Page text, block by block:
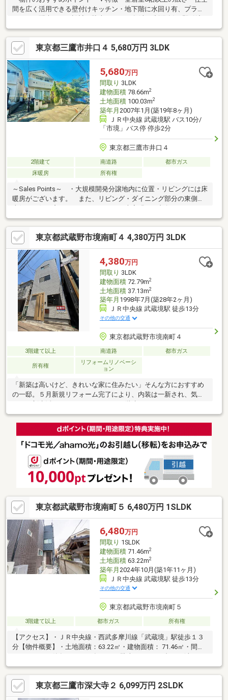
間を広く活用できる壁付けキッチン・地下階に水回り有、プライ
し可能(残金精算後)▼令和7年9月室内リフォーム済【交換】キッ
チン、洗面台、トイレ、1階建具【張替】クロス、フローリング(1
階LDK・洋室約6帖)、2階CF 等▼周辺環境・グルメシティ武蔵境
店 徒歩7分(約510m)※敷地の一部は建ぺい率80％、容積率200％■
ご希望の住まい探しをお手伝いします ━━━━━・・・物件の詳
細・ご相談はお気軽にお問い合わせください。
東京都三鷹市井口４ 5,680万円 3LDK
5,680万円
間取り 3LDK
建物面積78.66m2
土地面積100.03m2
築年月 2007年1月(築19年8ヶ月)
ＪＲ中央線 武蔵境駅 バス10分/
「市境」バス停 停歩2分
東京都三鷹市井口４
2階建て 南道路
都市ガス
床暖房
所有権
～Sales Points～ ・大規模開発分譲地内に位置・リビングには床
暖房がございます。 また、リビング・ダイニング部分の東側・
南側・西側に窓が ついているため、大変明るい印象です。・お
庭にはウッドデッキがついております。 ウッドデッキでは、バ
ーベキューや水遊び、読書など様々なご活用が可能です。～
Access～ ２路線利用可能・ＪＲ中央線・西武多摩川線「武蔵
境」駅 バス10分バス停「市境」徒歩2分・ＪＲ中央線・西武多
摩川線「武蔵境」駅 徒歩22分・西武多摩川線「新小金井」駅
徒歩14分
東京都武蔵野市境南町４ 4,380万円 3LDK
4,380万円
間取り 3LDK
建物面積72.79m2
土地面積37.13m2
築年月 1998年7月(築28年2ヶ月)
ＪＲ中央線 武蔵境駅 徒歩13分
その他の交通
東京都武蔵野市境南町４
3階建て以上 南道路 都市ガス
所有権
リフォームリノベーシ
ョン
「新築は高いけど、きれいな家に住みたい」そんな方におすすめ
の一邸。５月新規リフォーム完了により、内装は一新され、気持
Ｋで、ご家族のライフスタイルに合わせた使い方が可能。武蔵境
駅徒歩圏で、日々の買い物や通勤もスムーズ。近くには２４時間
営業のスーパーもあり、長く安心してお住まいいただける住環境
です。【リフォーム内容】・クロス張り替え・フロアタイル張り
電気、ガス工事・外壁サイディング 等
東京都武蔵野市境南町５ 6,480万円 1SLDK
6,480万円
間取り 1SLDK
建物面積71.46m2
土地面積63.22m2
築年月 2024年10月(築1年11ヶ月)
ＪＲ中央線 武蔵境駅 徒歩13分
その他の交通
東京都武蔵野市境南町５
3階建て以上 都市ガス 所有権
【アクセス】・ＪＲ中央線・西武多摩川線「武蔵境」駅徒歩１３
分【物件概要】・土地面積：63.22㎡・建物面積： 71.46㎡・間取
り：1SLDK・築年月：2024年10月・駐車スペース1台あり(車種に
よる)・閑静な住宅街に存す・住環境良好です～※ライフインフォ
メーション※～□セブンイレブン武蔵野境5丁目店まで約600m
（徒歩8分）□生鮮＆業務スーパー三鷹深大寺店まで約810m
（徒歩11分）□スギ薬局三鷹深大寺店まで約800m （徒歩10分）
東京都三鷹市深大寺２ 6,099万円 2SLDK